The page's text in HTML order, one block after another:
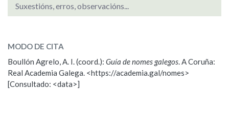
Suxestións, erros, observacións...
Olivia
ESCOLLE UNHA OPCIÓN:
Observación
MODO DE CITA
Boullón Agrelo, A. I. (coord.): Guía de nomes galegos. A Coruña:
Real Academia Galega. <https://academia.gal/nomes>
[Consultado: <data>]